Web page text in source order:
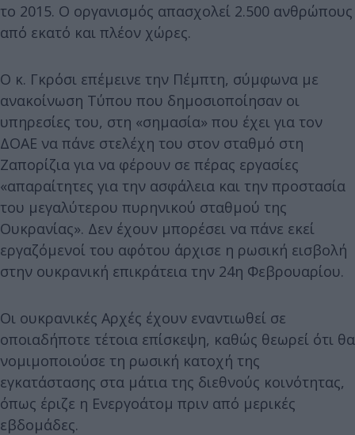
το 2015. Ο οργανισμός απασχολεί 2.500 ανθρώπους
από εκατό και πλέον χώρες.
Ο κ. Γκρόσι επέμεινε την Πέμπτη, σύμφωνα με
ανακοίνωση Τύπου που δημοσιοποίησαν οι
υπηρεσίες του, στη «σημασία» που έχει για τον
ΔΟΑΕ να πάνε στελέχη του στον σταθμό στη
Ζαπορίζια για να φέρουν σε πέρας εργασίες
«απαραίτητες για την ασφάλεια και την προστασία
του μεγαλύτερου πυρηνικού σταθμού της
Ουκρανίας». Δεν έχουν μπορέσει να πάνε εκεί
εργαζόμενοί του αφότου άρχισε η ρωσική εισβολή
στην ουκρανική επικράτεια την 24η Φεβρουαρίου.
Οι ουκρανικές Αρχές έχουν εναντιωθεί σε
οποιαδήποτε τέτοια επίσκεψη, καθώς θεωρεί ότι θα
νομιμοποιούσε τη ρωσική κατοχή της
εγκατάστασης στα μάτια της διεθνούς κοινότητας,
όπως έριζε η Ενεργοάτομ πριν από μερικές
εβδομάδες.